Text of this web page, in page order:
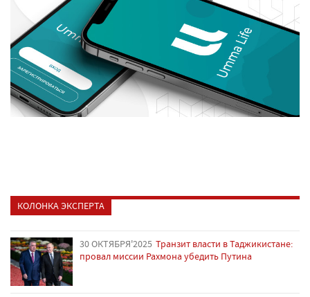
КОЛОНКА ЭКСПЕРТА
30 ОКТЯБРЯ'2025 Транзит власти в Таджикистане:
провал миссии Рахмона убедить Путина